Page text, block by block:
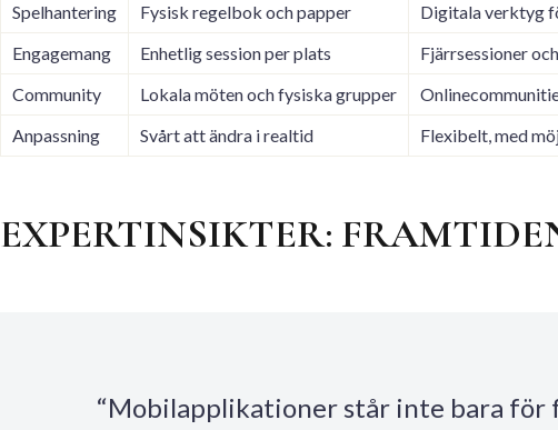
Spelhantering
Fysisk regelbok och papper
Digitala verktyg
Engagemang
Enhetlig session per plats
Fjärrsessioner
Community
Lokala möten och fysiska grupper
Anpassning
Svårt att ändra i realtid Flexibelt, med
EXPERTINSIKTER:
“Mobilapplikationer står inte bara för